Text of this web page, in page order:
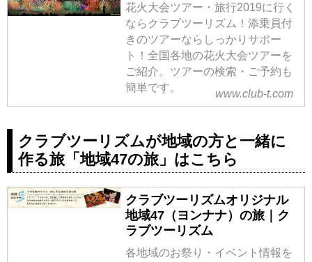
行くならクラブツーリズム！添乗
員付きならしっかりサポート！全
国各地の祭りに行くおすすめツア
ーをご紹介。ツアーの検索・ご予
約も簡単です。
花火大会ツアー・旅行2019に行く
ならクラブツーリズム！添乗員付
きのツアーならしっかりサポー
ト！全国各地の花火大会ツアーを
ご紹介。ツアーの検索・ご予約も
簡単です。
www.club-t.com
クラブツーリズムが地域の方と一緒に
作る旅「地域47の旅」はこちら
クラブツーリズムオリジナル
地域47（ヨンナナ）の旅｜ク
ラブツーリズム
各地域のお祭り・イベント情報を